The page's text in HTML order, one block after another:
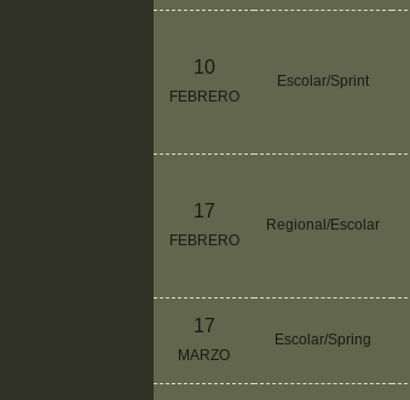
10
FEBRERO
Escolar/Sprint
17
FEBRERO
Regional/Escolar
17
MARZO
Escolar/Spring